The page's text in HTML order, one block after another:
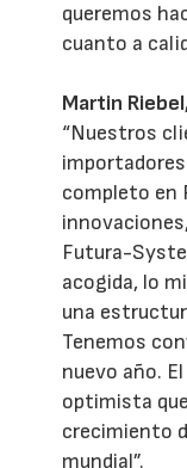
queremos
cuanto a
Martin
“Nuestros
completo en
Futura-
acogida, lo
una
Tenemos
nuevo año.
optimista
crecimiento
mundial”.